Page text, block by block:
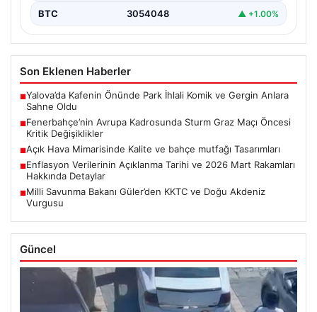
BTC 3054048 ▲ +1.00%
Son Eklenen Haberler
■Yalova’da Kafenin Önünde Park İhlali Komik ve Gergin Anlara
Sahne Oldu
■Fenerbahçe’nin Avrupa Kadrosunda Sturm Graz Maçı Öncesi
Kritik Değişiklikler
■Açık Hava Mimarisinde Kalite ve bahçe mutfağı Tasarımları
■Enflasyon Verilerinin Açıklanma Tarihi ve 2026 Mart Rakamları
Hakkında Detaylar
■Milli Savunma Bakanı Güler’den KKTC ve Doğu Akdeniz
Vurgusu
Güncel